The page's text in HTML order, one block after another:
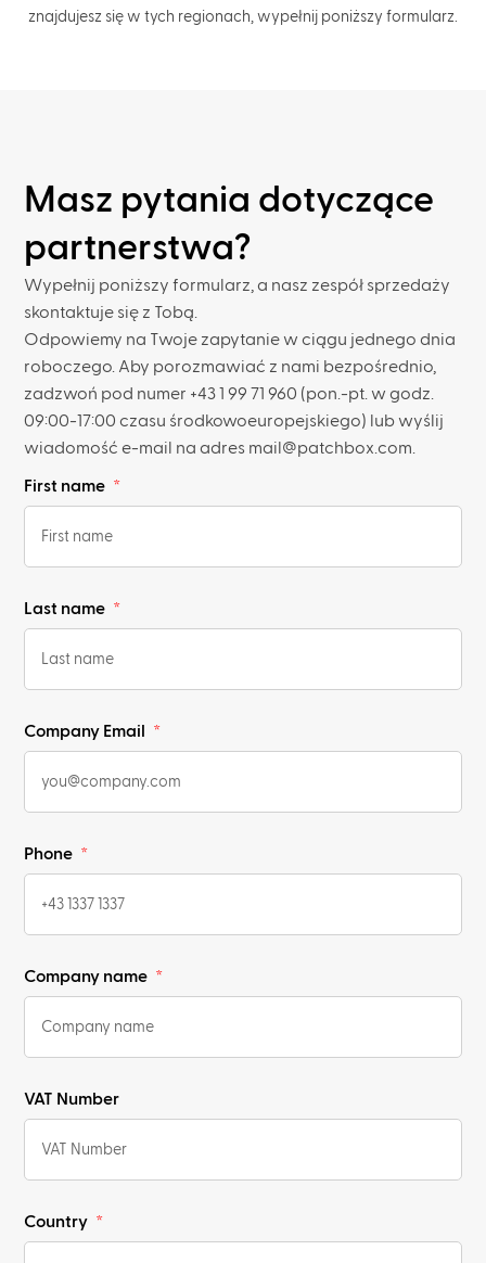
znajdujesz się w tych regionach, wypełnij poniższy formularz.
Masz pytania dotyczące
partnerstwa?
Wypełnij poniższy formularz, a nasz zespół sprzedaży
skontaktuje się z Tobą.
Odpowiemy na Twoje zapytanie w ciągu jednego dnia
roboczego. Aby porozmawiać z nami bezpośrednio,
zadzwoń pod numer +43 1 99 71 960 (pon.-pt. w godz.
09:00-17:00 czasu środkowoeuropejskiego) lub wyślij
wiadomość e-mail na adres mail@patchbox.com.
First name
Last name
Company Email
Phone
Company name
VAT Number
Country